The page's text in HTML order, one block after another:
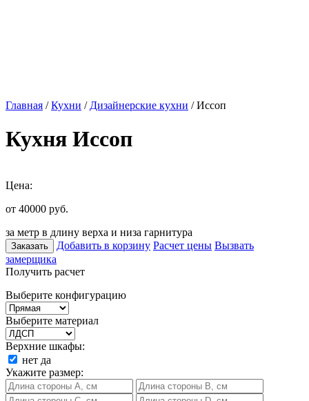
Главная /Кухни / Дизайнерские кухни / Иссоп
Кухня Иссоп
Цена:
от 40000 руб.
за метр в длину верха и низа гарнитура
Заказать Добавить в корзину Расчет цены Вызвать
замерщика
Получить расчет
Выберите конфигурацию
Выберите материал
Верхние шкафы:
нет да
Укажите размер: